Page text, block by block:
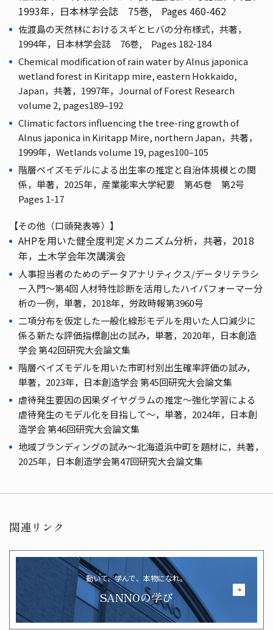
1993年，日本林学会誌 75巻, Pages 460-462
佐渡島の天然林におけるスギとヒバの分布様式，共著，
1994年，日本林学会誌 76巻, Pages 182-184
Chemical modification of rain water by Alnus japonica
wetland forest in Kiritapp mire, eastern Hokkaido,
Japan，共著，1997年，Journal of Forest Research
volume 2, pages189–192
Climatic factors influencing the tree-ring growth of
Alnus japonica in Kiritapp Mire, northern Japan，共著，
1999年，Wetlands volume 19, pages100–105
階層ベイズモデルによる出生率の推定と自治体規模との関
係，単著，2025年，産業能率大学紀要 第45巻 第2号
Pages 1-17
【その他（口頭発表等）】
AHPを用いた健全度判定メカニズム分析，共著，2018
年，土木学会年次講演会
人事担当者のためのデータアナリティクス/データリテラシ
ー入門～第4回 人材特性診断を活用したハイパフォーマー分
析の一例，単著，2018年，労政時報第3960号
二項分布を仮定した一般化線形モデルを用いた人口減少に
係る新たな評価指標創出の試み，単著，2020年，日本創造
学会 第42回研究大会論文集
階層ベイズモデルを用いた市町村別出生確率評価の試み，
単著，2023年，日本創造学会 第45回研究大会論文集
虐待発生要因の因果ダイヤグラムの推定～強化学習による
虐待発生のモデル化を目指して～，単著，2024年，日本創
造学会 第46回研究大会論文集
地域ブランディングの試み～北海道浜中町を題材に，共著，
2025年，日本創造学会第47回研究大会論文集
関連リンク
動いて、学んで、本物になれ。
SANNOの学び